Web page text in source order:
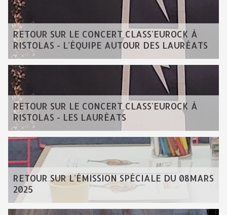
RETOUR SUR LE CONCERT CLASS'EUROCK À
RISTOLAS - L'ÉQUIPE AUTOUR DES LAURÉATS
RETOUR SUR LE CONCERT CLASS'EUROCK À
RISTOLAS - LES LAURÉATS
RETOUR SUR L'ÉMISSION SPÉCIALE DU 08MARS
2025